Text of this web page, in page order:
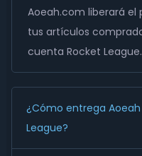
Aoeah.com liberará el
tus artículos
cuenta Rocket League.
¿Cómo entrega
League?